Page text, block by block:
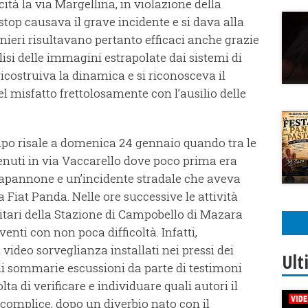
la via Margellina, in violazione della
causava il grave incidente e si dava alla
risultavano pertanto efficaci anche grazie
delle immagini estrapolate dai sistemi di
la dinamica e si riconosceva il
misfatto frettolosamente con l’ausilio delle
risale a domenica 24 gennaio quando tra le
in via Vaccarello dove poco prima era
e un’incidente stradale che aveva
Fiat Panda. Nelle ore successive le attività
della Stazione di Campobello di Mazara
con non poca difficoltà. Infatti,
sorveglianza installati nei pressi dei
sommarie escussioni da parte di testimoni
di verificare e individuare quali autori il
dopo un diverbio nato con il